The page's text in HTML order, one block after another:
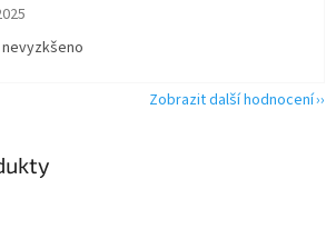
obchodu je 5 z 5 hvězdiček.
Zobrazit další hodnocení